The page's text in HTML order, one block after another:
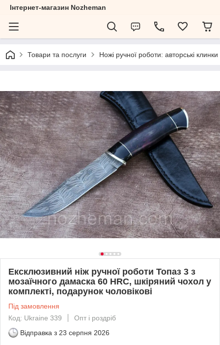
Інтернет-магазин Nozheman
Товари та послуги Ножі ручної роботи: авторські
Ексклюзивний ніж ручної роботи Топаз 3 з
мозаїчного дамаска 60 HRC, шкіряний чохол у
комплекті, подарунок чоловікові
Під замовлення
Код: Ukraine 339
Опт і роздріб
Відправка з 23 серпня 2026